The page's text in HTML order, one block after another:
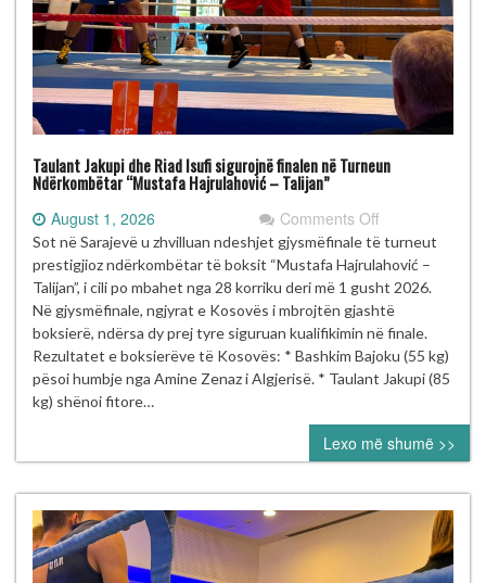
Taulant Jakupi dhe Riad Isufi sigurojnë finalen në Turneun
Ndërkombëtar “Mustafa Hajrulahović – Talijan”
August 1, 2026 Comments Offon
Taulant
Jakupi
dhe
Riad
Isufi
sigurojnë
finalen
Turneun
Ndërkombëtar
“Mustafa
Hajrulahović
–
Sot në Sarajevë u zhvilluan ndeshjet gjysmëfinale të turneut
prestigjioz ndërkombëtar të boksit “Mustafa Hajrulahović –
Talijan”, i cili po mbahet nga 28 korriku deri më 1 gusht 2026.
Në gjysmëfinale, ngjyrat e Kosovës i mbrojtën gjashtë
boksierë, ndërsa dy prej tyre siguruan kualifikimin në finale.
Rezultatet e boksierëve të Kosovës: * Bashkim Bajoku (55 kg)
pësoi humbje nga Amine Zenaz i Algjerisë. * Taulant Jakupi (85
kg) shënoi fitore…
Lexo më shumë >>